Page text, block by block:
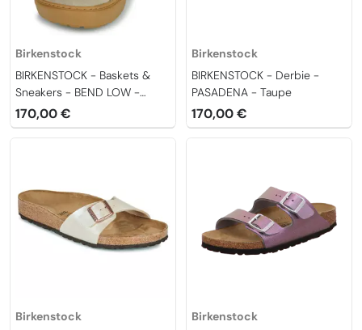
Birkenstock
BIRKENSTOCK - Baskets &
Sneakers - BEND LOW -
Taupe
170,00 €
Birkenstock
BIRKENSTOCK - Derbie -
PASADENA - Taupe
170,00 €
Birkenstock
Birkenstock